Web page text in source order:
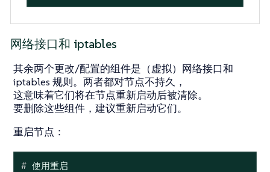
网络接口和 iptables
其余两个更改/配置的组件是（虚拟）网络接口和
iptables 规则。两者都对节点不持久，
这意味着它们将在节点重新启动后被清除。
要删除这些组件，建议重新启动它们。
重启节点 ：
# 使用重启